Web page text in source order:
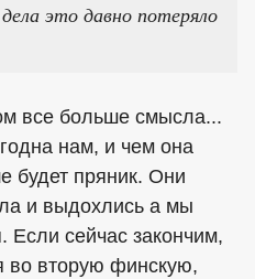
это давно потеряло
все больше смысла...
нам, и чем она
будет пряник. Они
и выдохлись а мы
Если сейчас закончим,
во вторую финскую,